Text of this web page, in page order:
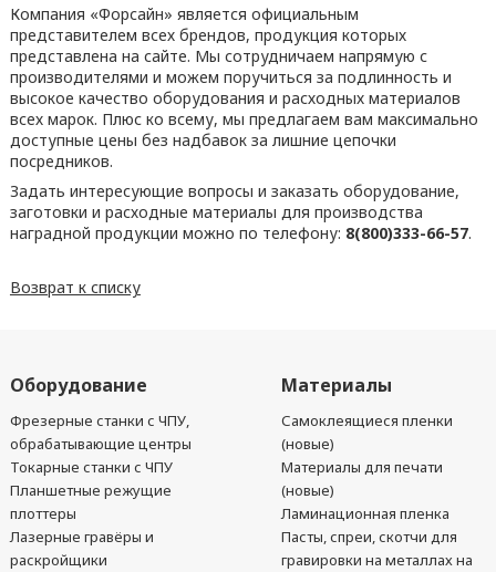
Компания «Форсайн» является официальным
представителем всех брендов, продукция которых
представлена на сайте. Мы сотрудничаем напрямую с
производителями и можем поручиться за подлинность и
высокое качество оборудования и расходных материалов
всех марок. Плюс ко всему, мы предлагаем вам максимально
доступные цены без надбавок за лишние цепочки
посредников.
Задать интересующие вопросы и заказать оборудование,
заготовки и расходные материалы для производства
наградной продукции можно по телефону: 8(800)333-66-57.
Возврат к списку
Оборудование
Фрезерные станки с ЧПУ,
обрабатывающие центры
Токарные станки с ЧПУ
Планшетные режущие
плоттеры
Лазерные гравёры и
раскройщики
Материалы
Самоклеящиеся пленки
(новые)
Материалы для печати
(новые)
Ламинационная пленка
Пасты, спреи, скотчи для
гравировки на металлах на